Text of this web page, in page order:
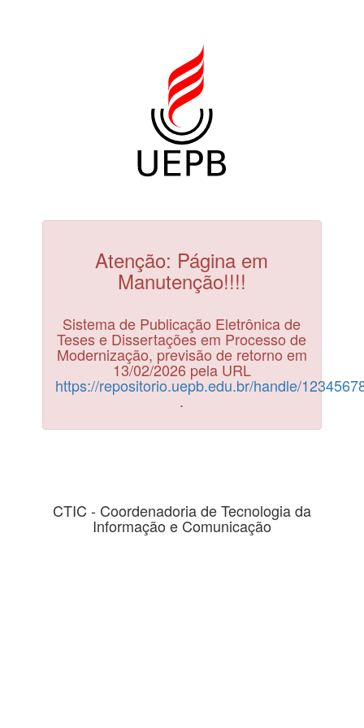
Atenção: Página em
Manutenção!!!!
Sistema de Publicação Eletrônica de
Teses e Dissertações em Processo de
Modernização, previsão de retorno em
13/02/2026 pela URL
https://repositorio.uepb.edu.br/handle/
.
CTIC - Coordenadoria de Tecnologia da
Informação e Comunicação